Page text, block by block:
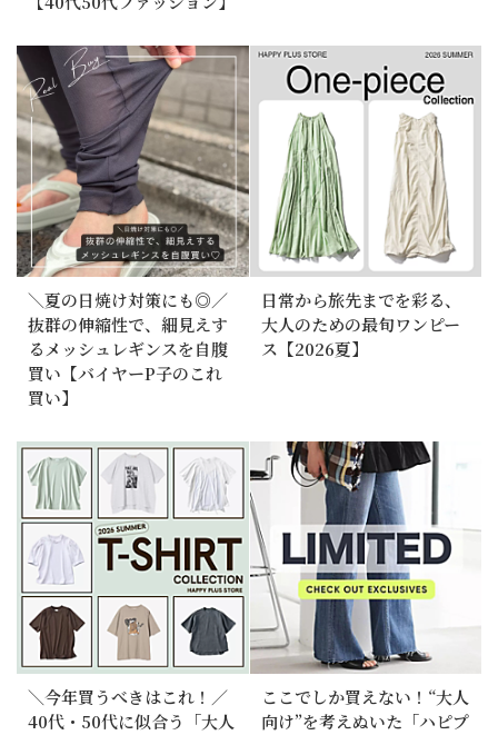
＼夏の日焼け対策にも◎／
抜群の伸縮性で、細見えす
るメッシュレギンスを自腹
買い【バイヤーP子のこれ
買い】
日常から旅先までを彩る、
大人のための最旬ワンピー
ス【2026夏】
＼今年買うべきはこれ！／
40代・50代に似合う「大人
ここでしか買えない！“大人
向け”を考えぬいた「ハピプ